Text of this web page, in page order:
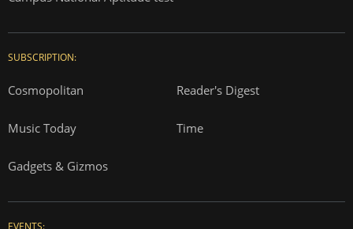
SUBSCRIPTION:
Cosmopolitan Reader's Digest
Music Today Time
Gadgets & Gizmos
EVENTS: